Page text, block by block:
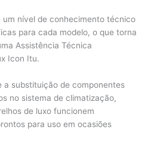
um nível de conhecimento técnico
para cada modelo, o que torna
Assistência Técnica
Icon Itu.
a substituição de componentes
no sistema de climatização,
de luxo funcionem
para uso em ocasiões